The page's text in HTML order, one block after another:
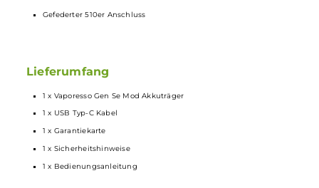
Bedienung über Feuerbutton und +/- Auswahltasten
Separater Lock-Switch zum schnellen Sperren/Entsperren des
Drei verschiedene Display-Themes mit unterschiedlichen